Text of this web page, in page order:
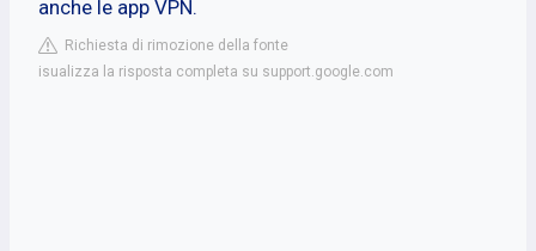
anche le app VPN.
Richiesta di rimozione della fonte
isualizza la risposta completa su support.google.com